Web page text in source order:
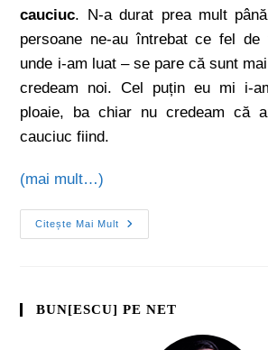
cauciuc. N-a durat prea mult
persoane ne-au întrebat ce fel
unde i-am luat – se pare că sunt
credeam noi. Cel puțin eu mi i-
ploaie, ba chiar nu credeam că
cauciuc fiind.
(mai mult…)
Citește Mai Mult
BUN[ESCU] PE NET